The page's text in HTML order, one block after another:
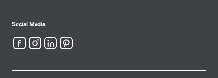
Social Media